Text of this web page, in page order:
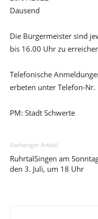
Dausend
Die Bürgermeister sind
bis 16.00 Uhr zu
Telefonische
erbeten unter Telefon-Nr.
PM: Stadt Schwerte
Vorheriger Artikel
RuhrtalSingen am
den 3. Juli, um 18 Uhr